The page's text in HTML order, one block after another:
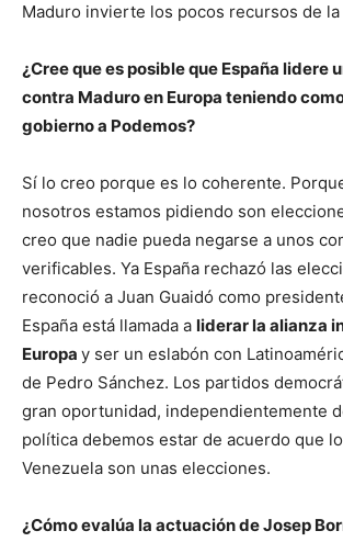
Maduro invierte los pocos recursos de la
¿Cree que es posible que España lidere
contra Maduro en Europa teniendo
gobierno a Podemos?
Sí lo creo porque es lo coherente.
nosotros estamos pidiendo son
creo que nadie pueda negarse a unos
verificables. Ya España rechazó las
reconoció a Juan Guaidó como
España está llamada a liderar la alianza
Europa y ser un eslabón con
de Pedro Sánchez. Los partidos
gran oportunidad, independientemente
política debemos estar de acuerdo que
Venezuela son unas elecciones.
¿Cómo evalúa la actuación de Josep